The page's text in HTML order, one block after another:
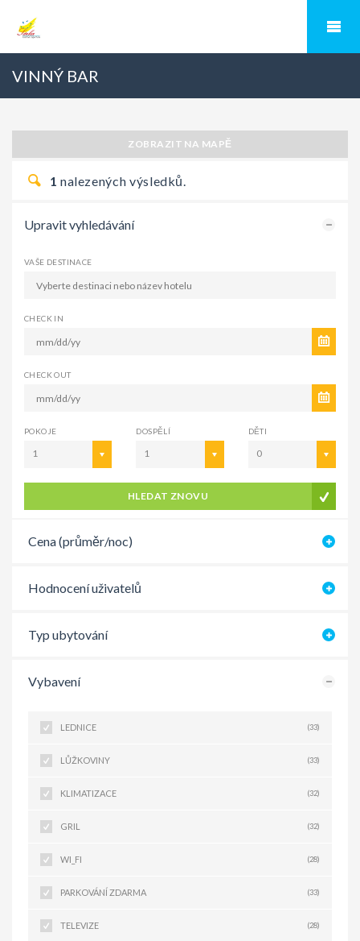
VINNÝ BAR
ZOBRAZIT NA MAPĚ
1 nalezených výsledků.
Upravit vyhledávání
VAŠE DESTINACE
CHECK IN
CHECK OUT
POKOJE
1
DOSPĚLÍ
1
DĚTI
0
HLEDAT ZNOVU
Cena (průměr/noc)
Hodnocení uživatelů
Typ ubytování
Vybavení
LEDNICE (33)
LŮŽKOVINY (33)
KLIMATIZACE (32)
GRIL (32)
WI_FI (28)
PARKOVÁNÍ ZDARMA (33)
TELEVIZE (28)